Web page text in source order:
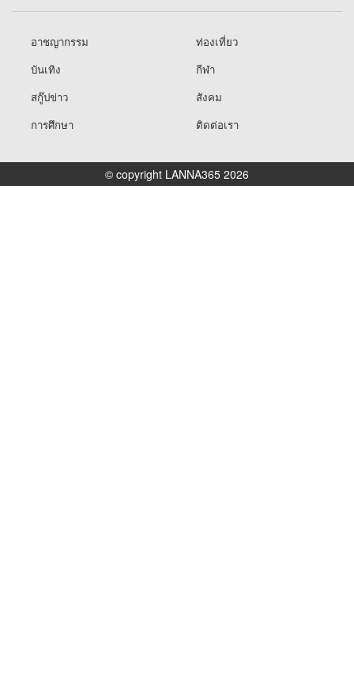
อาชญากรรม
ท่องเที่ยว
บันเทิง
กีฬา
สกู๊ปข่าว
สังคม
การศึกษา
ติดต่อเรา
© copyright LANNA365 2026